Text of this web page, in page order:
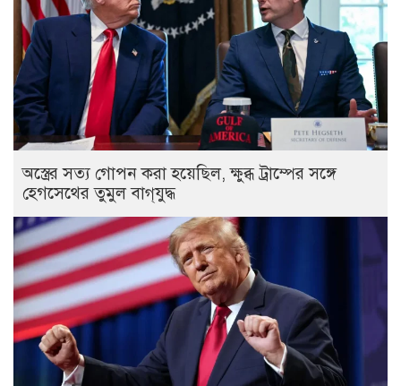
অস্ত্রের সত্য গোপন করা হয়েছিল, ক্ষুব্ধ ট্রাম্পের সঙ্গে
হেগসেথের তুমুল বাগ্‌যুদ্ধ